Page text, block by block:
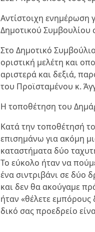
Αντίστοιχη ενημέρωση
Δημοτικού Συμβουλίου
Στο Δημοτικό
οριστική μελέτη και
αριστερά και δεξιά,
του Προϊσταμένου κ.
Η τοποθέτηση του
Κατά την τοποθέτησή
επισημάνω για ακόμη
καταστήματα δύο
Το εύκολο ήταν να
ένα σιντριβάνι σε δύο
και δεν θα ακούγαμε
ήταν «θέλετε
δικό σας προεδρείο